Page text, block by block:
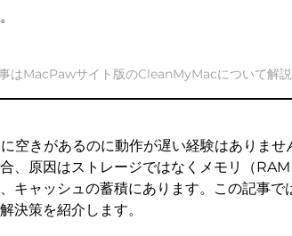
はMacPawサイト版のCleanMyMacについて解説
空きがあるのに動作が遅い経験はありませ
、原因はストレージではなくメモリ（
キャッシュの蓄積にあります。この記事
決策を紹介します。